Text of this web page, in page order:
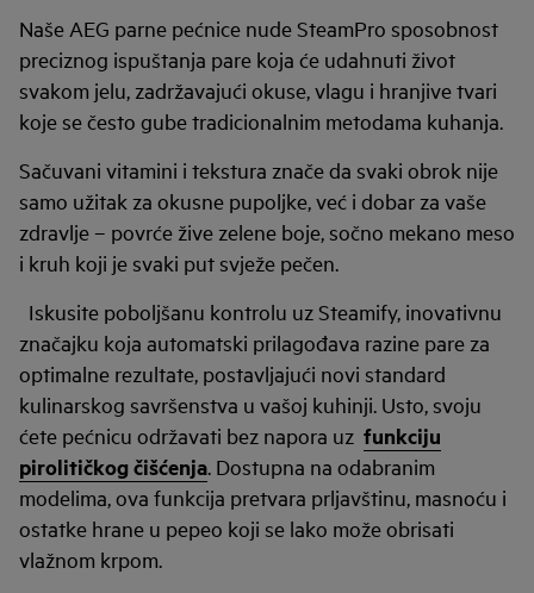
Naše AEG parne pećnice nude SteamPro sposobnost
preciznog ispuštanja pare koja će udahnuti život
svakom jelu, zadržavajući okuse, vlagu i hranjive tvari
koje se često gube tradicionalnim metodama kuhanja.
Sačuvani vitamini i tekstura znače da svaki obrok nije
samo užitak za okusne pupoljke, već i dobar za vaše
zdravlje – povrće žive zelene boje, sočno mekano meso
i kruh koji je svaki put svježe pečen.
Iskusite poboljšanu kontrolu uz Steamify, inovativnu
značajku koja automatski prilagođava razine pare za
optimalne rezultate, postavljajući novi standard
kulinarskog savršenstva u vašoj kuhinji. Usto, svoju
ćete pećnicu održavati bez napora uz funkciju
pirolitičkog čišćenja. Dostupna na odabranim
modelima, ova funkcija pretvara prljavštinu, masnoću i
ostatke hrane u pepeo koji se lako može obrisati
vlažnom krpom.